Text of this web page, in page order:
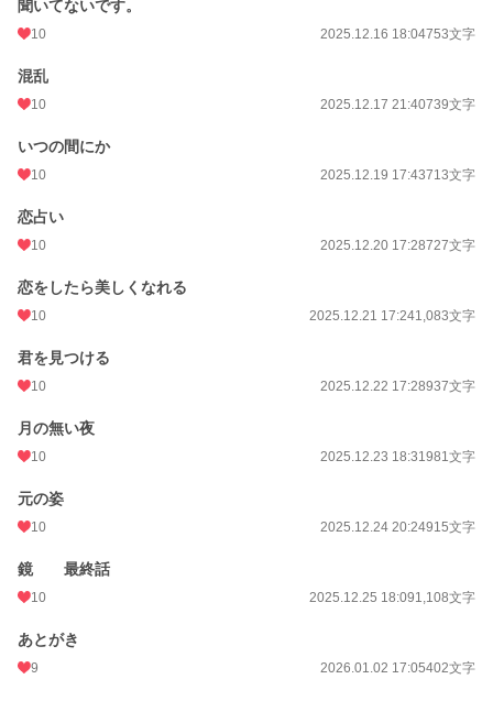
聞いてないです。
10 2025.12.16 18:04753文字
混乱
10 2025.12.17 21:40739文字
いつの間にか
10 2025.12.19 17:43713文字
恋占い
10 2025.12.20 17:28727文字
恋をしたら美しくなれる
10 2025.12.21 17:241,083文字
君を見つける
10 2025.12.22 17:28937文字
月の無い夜
10 2025.12.23 18:31981文字
元の姿
10 2025.12.24 20:24915文字
鏡 最終話
10 2025.12.25 18:091,108文字
あとがき
9 2026.01.02 17:05402文字